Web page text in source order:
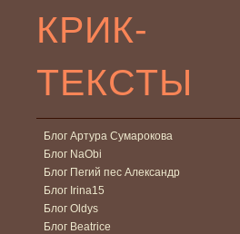
КРИК-
ТЕКСТЫ
Блог Артура Сумарокова
Блог NaObi
Блог Пегий пес Александр
Блог Irina15
Блог Oldys
Блог Beatrice